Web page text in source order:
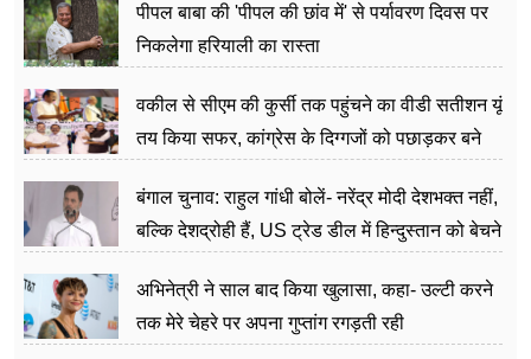
पीपल बाबा की 'पीपल की छांव में' से पर्यावरण दिवस पर
निकलेगा हरियाली का रास्ता
वकील से सीएम की कुर्सी तक पहुंचने का वीडी सतीशन यूं
तय किया सफर, कांग्रेस के दिग्गजों को पछाड़कर बने
बंगाल चुनाव: राहुल गांधी बोलें- नरेंद्र मोदी देशभक्त नहीं,
बल्कि देशद्रोही हैं, US ट्रेड डील में हिन्दुस्तान को बेचने
अभिनेत्री ने साल बाद किया खुलासा, कहा- उल्टी करने
तक मेरे चेहरे पर अपना गुप्तांग रगड़ती रही